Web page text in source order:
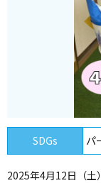
SDGs パ
2025年4月12日（土